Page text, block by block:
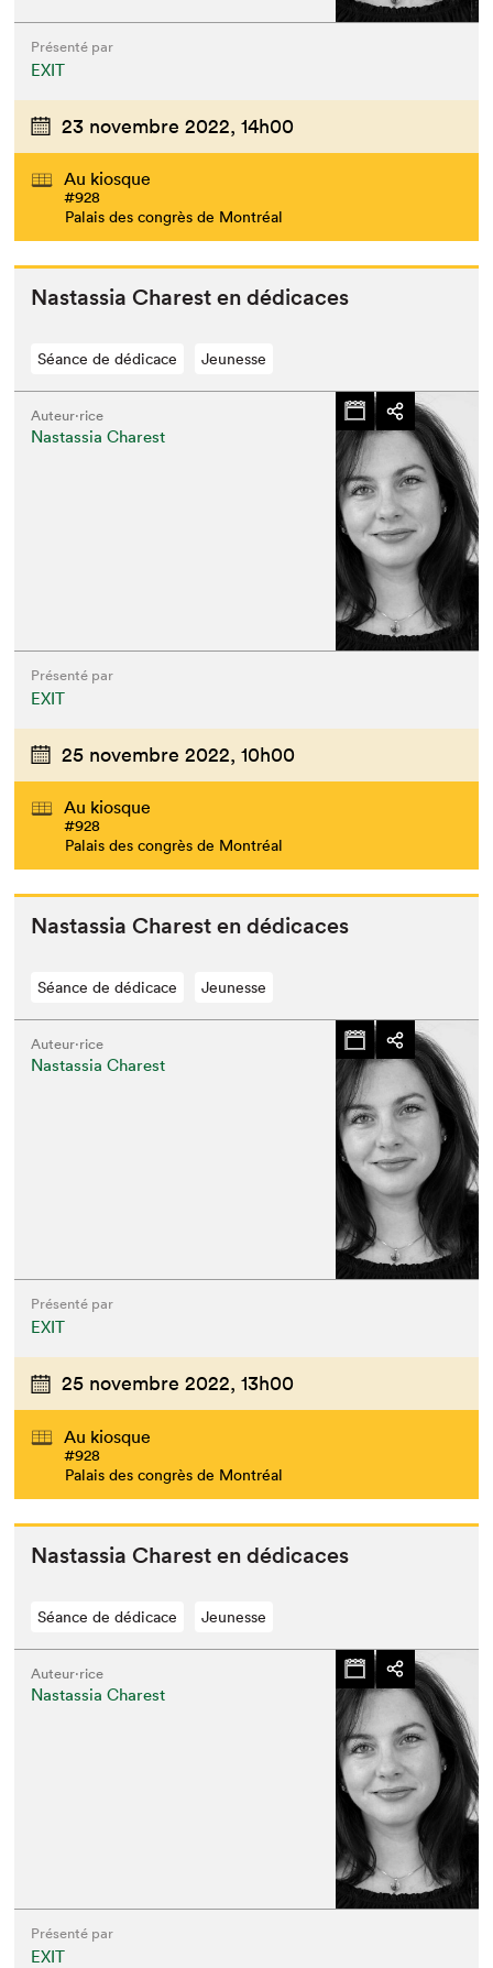
Présenté par
EXIT
23 novembre 2022, 14h00
Au kiosque
#928
Palais des congrès de Montréal
Nas­tas­sia Charest en dédicaces
Séance de dédicace Jeunesse
Auteur·rice
Nastassia Charest
Présenté par
EXIT
25 novembre 2022, 10h00
Au kiosque
#928
Palais des congrès de Montréal
Nas­tas­sia Charest en dédicaces
Séance de dédicace Jeunesse
Auteur·rice
Nastassia Charest
Présenté par
EXIT
25 novembre 2022, 13h00
Au kiosque
#928
Palais des congrès de Montréal
Nas­tas­sia Charest en dédicaces
Séance de dédicace Jeunesse
Auteur·rice
Nastassia Charest
Présenté par
EXIT